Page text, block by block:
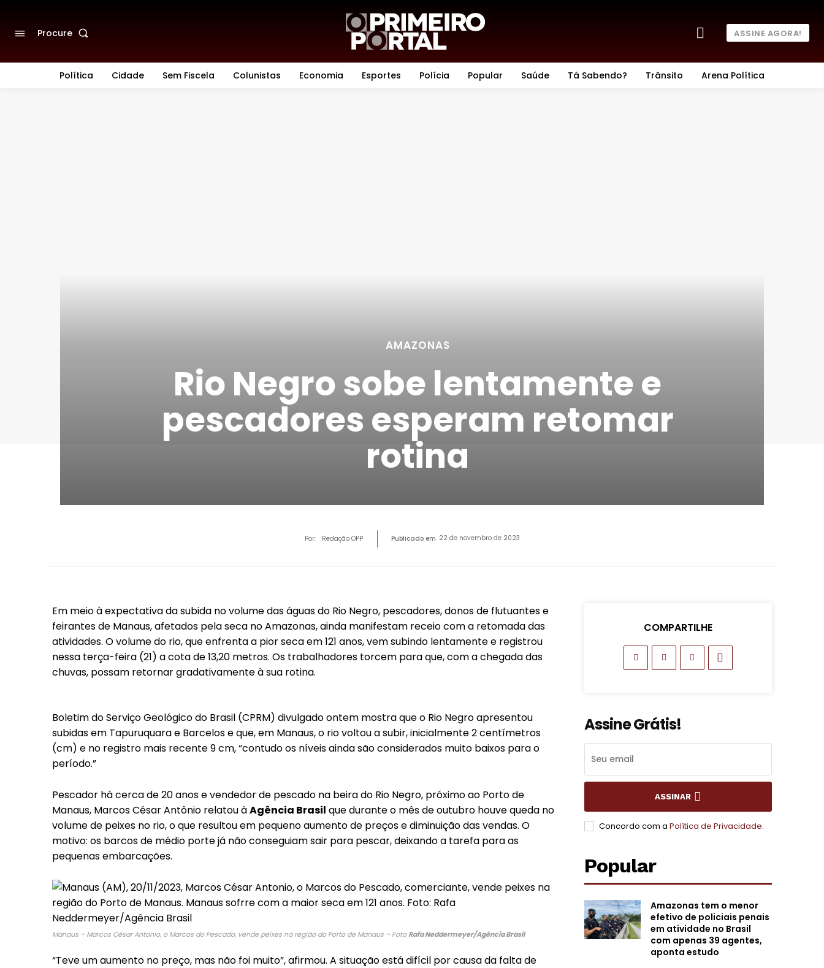
Procure ASSINE AGORA!
Política Cidade Sem Fiscela Colunistas Economia Esportes Polícia Popular Saúde Tá Sabendo? Trânsito Arena Política
AMAZONAS
Rio Negro sobe lentamente e
pescadores esperam retomar
rotina
Por: Redação OPP Publicado em 22 de novembro de 2023
Em meio à expectativa da subida no volume das águas do Rio Negro, pescadores, donos de flutuantes e
feirantes de Manaus, afetados pela seca no Amazonas, ainda manifestam receio com a retomada das
atividades. O volume do rio, que enfrenta a pior seca em 121 anos, vem subindo lentamente e registrou
nessa terça-feira (21) a cota de 13,20 metros. Os trabalhadores torcem para que, com a chegada das
chuvas, possam retornar gradativamente à sua rotina.
Boletim do Serviço Geológico do Brasil (CPRM) divulgado ontem mostra que o Rio Negro apresentou
subidas em Tapuruquara e Barcelos e que, em Manaus, o rio voltou a subir, inicialmente 2 centímetros
(cm) e no registro mais recente 9 cm, “contudo os níveis ainda são considerados muito baixos para o
período.”
Pescador há cerca de 20 anos e vendedor de pescado na beira do Rio Negro, próximo ao Porto de
Manaus, Marcos César Antônio relatou àAgência Brasil que durante o mês de outubro houve queda no
volume de peixes no rio, o que resultou em pequeno aumento de preços e diminuição das vendas. O
motivo: os barcos de médio porte já não conseguiam sair para pescar, deixando a tarefa para as
pequenas embarcações.
Manaus – Marcos César Antonio, o Marcos do Pescado, vende peixes na região do Porto de Manaus – FotoRafa Neddermeyer/Agência Brasil
“Teve um aumento no preço, mas não foi muito”, afirmou. A situação está difícil por causa da falta de
COMPARTILHE
Assine Grátis!
ASSINAR
Concordo com a Política de Privacidade.
Popular
Amazonas tem o menor
efetivo de policiais penais
em atividade no Brasil
com apenas 39 agentes,
aponta estudo